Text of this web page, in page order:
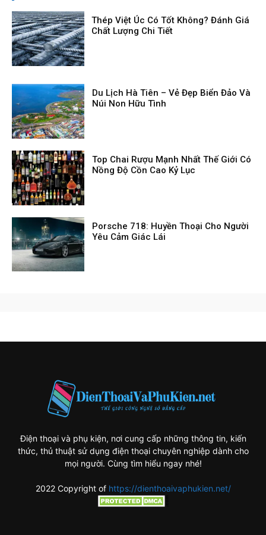
Thép Việt Úc Có Tốt Không? Đánh Giá
Chất Lượng Chi Tiết
Du Lịch Hà Tiên – Vẻ Đẹp Biển Đảo Và
Núi Non Hữu Tình
Top Chai Rượu Mạnh Nhất Thế Giới Có
Nồng Độ Cồn Cao Kỷ Lục
Porsche 718: Huyền Thoại Cho Người
Yêu Cảm Giác Lái
Điện thoại và phụ kiện, nơi cung cấp những thông tin, kiến
thức, thủ thuật sử dụng điện thoại chuyên nghiệp dành cho
mọi người. Cùng tìm hiểu ngay nhé!
2022 Copyright of https://dienthoaivaphukien.net/